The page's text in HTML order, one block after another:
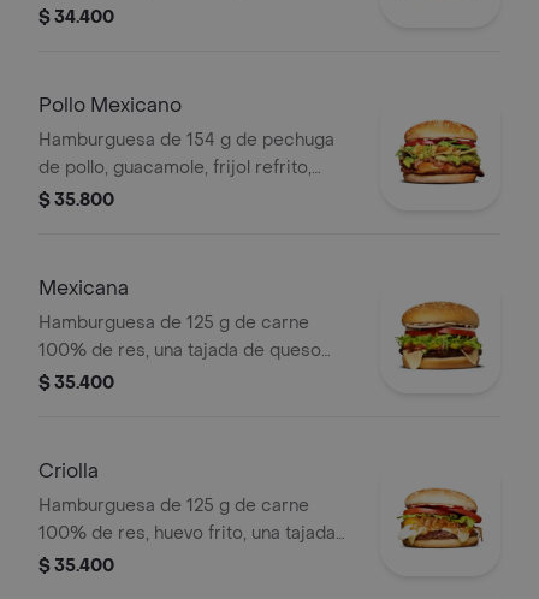
queso tipo mozzarella, piña, lechuga,
$ 34.400
Pollo Mexicano
Hamburguesa de 154 g de pechuga
de pollo, guacamole, frijol refrito,
tortillas de maíz, tomate, lechuga y
$ 35.800
Mexicana
Hamburguesa de 125 g de carne
100% de res, una tajada de queso
tipo mozzarella, guacamole, fríjol
$ 35.400
Criolla
Hamburguesa de 125 g de carne
100% de res, huevo frito, una tajada
de queso tipo mozzarella, cebolla
$ 35.400